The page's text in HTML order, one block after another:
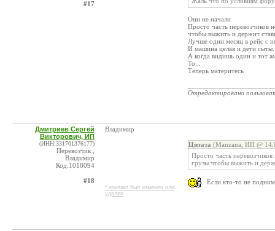
#17
Они не начали
Просто часть перевозчиков
чтобы выжить и держит
Лучше один месяц в рейс с
И машина целая и дети сыты.
А когда видишь один и тот
То...
Теперь материтесь
Отредактировано
Дмитриев Сергей
Викторович, ИП
(ИНН:331701376177)
Перевозчик ,
Владимир
Код:1018094
#18
Владимир
* контакт был изменен или
удален
Цитата (Manzana, ИП @
Просто часть
грузы чтобы выжить и
. Если кто-то не